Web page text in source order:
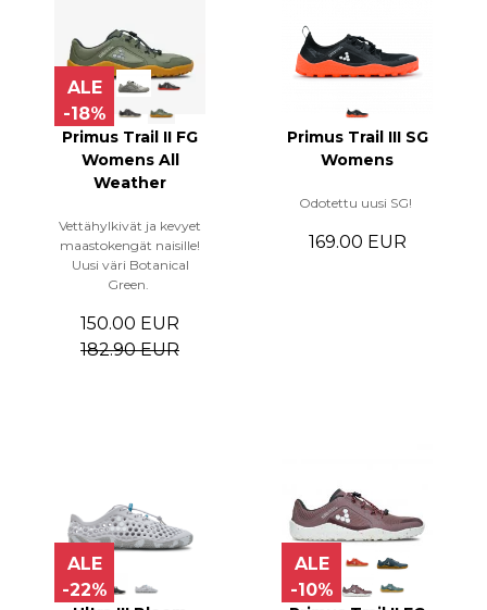
ALE
-18%
Primus Trail II FG
Womens All
Weather
Vettähylkivät ja kevyet
maastokengät naisille!
Uusi väri Botanical
Green.
150.00 EUR
182.90 EUR
Primus Trail III SG
Womens
Odotettu uusi SG!
169.00 EUR
ALE
-22%
ALE
-10%